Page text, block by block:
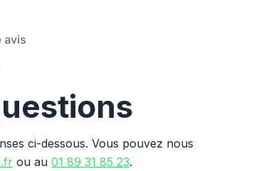
ci-dessous. Vous pouvez nous
ou au01 89 31 85 23.